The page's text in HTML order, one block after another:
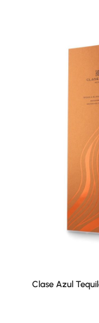
Clase Azul